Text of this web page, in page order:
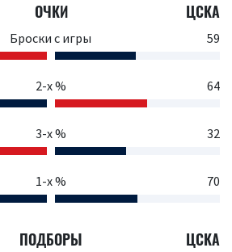
ОЧКИ ЦСКА
Броски с игры 59
2-х % 64
3-х % 32
1-х % 70
ПОДБОРЫ ЦСКА